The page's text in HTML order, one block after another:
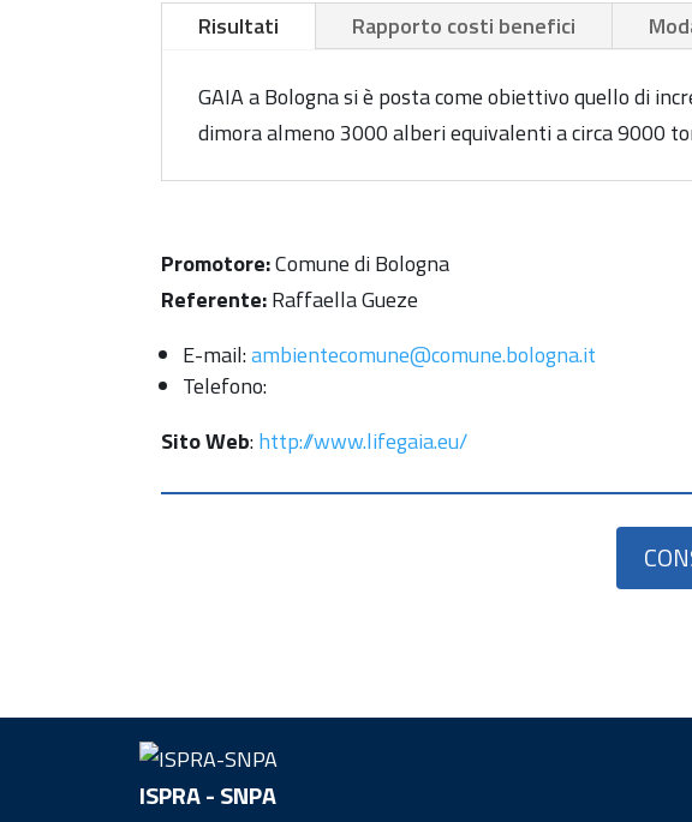
Risultati Rapporto costi benefici
GAIA a Bologna si è posta come obiettivo quello di
dimora almeno 3000 alberi equivalenti a circa 9000
Promotore:Comune di Bologna
Referente:Raffaella Gueze
E-mail:ambientecomune@comune.bologna.it
Telefono:
Sito Web:http://www.lifegaia.eu/
ISPRA - SNPA